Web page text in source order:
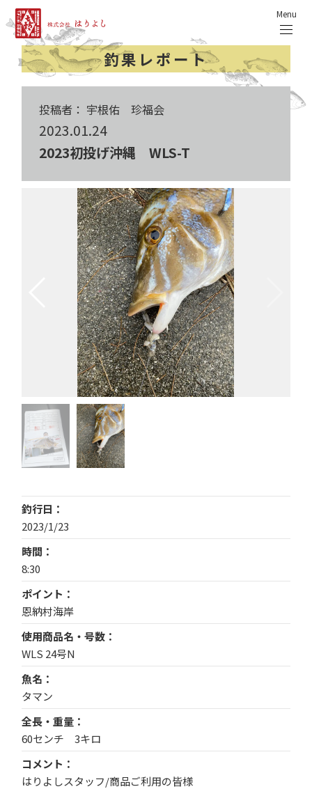
Menu
釣果レポート
投稿者： 宇根佑 珍福会
2023.01.24
2023初投げ沖縄 WLS-T
釣行日
2023/1/23
時間
8:30
ポイント
恩納村海岸
使用商品名・号数
WLS 24号N
魚名
タマン
全長・重量
60センチ 3キロ
コメント
はりよしスタッフ/商品ご利用の皆様